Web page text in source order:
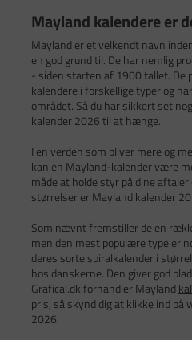
Mayland kalendere er
Mayland er et velkendt navn
en god grund til. De har nemlig
- siden starten af 1900 tallet. De
kalendere i forskellige typer og
området. Så du har sikkert set
kalender 2026 til at hænge.
I en verden som bliver mere og
kan en Mayland-kalender være
måde at holde styr på dine
størrelser er Mayland kalender
Som nævnt fremstiller de en
men den mest populære type er
deres sorte spiralkalender i
hos danskerne. Den giver god
Grafical.dk forhandler Mayland
pris, så skynd dig at klikke ind på
2026.